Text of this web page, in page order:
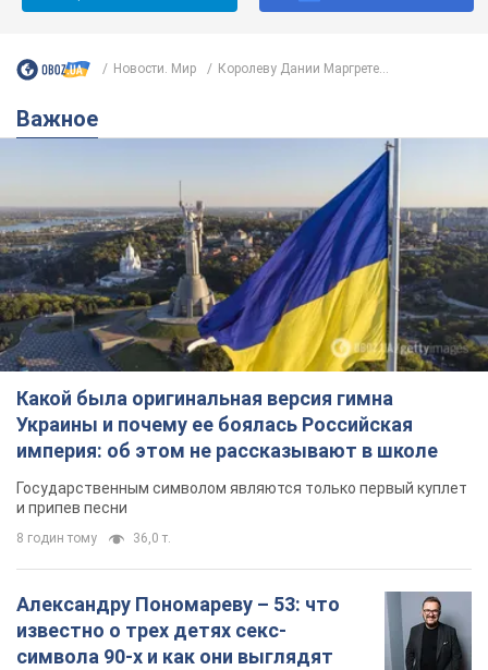
Новости. Мир Королеву Дании Маргрете...
Важное
Какой была оригинальная версия гимна
Украины и почему ее боялась Российская
империя: об этом не рассказывают в школе
Государственным символом являются только первый куплет
и припев песни
8 годин тому 36,0 т.
Александру Пономареву – 53: что
известно о трех детях секс-
символа 90-х и как они выглядят